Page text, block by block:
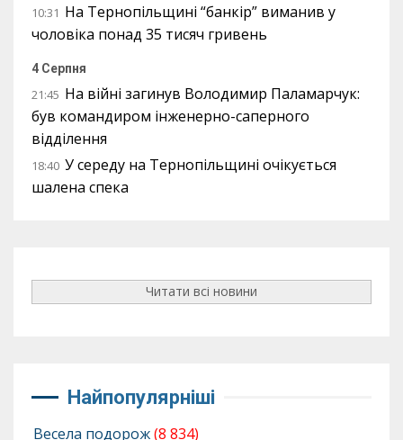
10:31 На Тернопільщині “банкір” виманив у
чоловіка понад 35 тисяч гривень
4 Серпня
21:45 На війні загинув Володимир Паламарчук:
був командиром інженерно-саперного
відділення
18:40 У середу на Тернопільщині очікується
шалена спека
Читати всі новини
Найпопулярніші
Весела подорож(8 834)